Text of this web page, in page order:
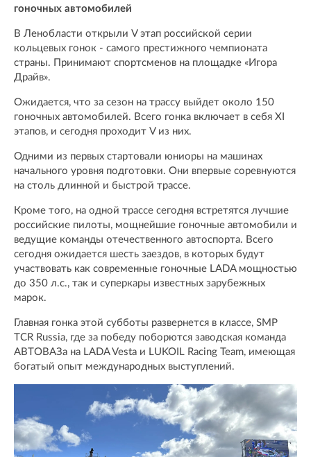
гоночных автомобилей
В Ленобласти открыли V этап российской серии
кольцевых гонок - самого престижного чемпионата
страны. Принимают спортсменов на площадке «Игора
Драйв».
Ожидается, что за сезон на трассу выйдет около 150
гоночных автомобилей. Всего гонка включает в себя XI
этапов, и сегодня проходит V из них.
Одними из первых стартовали юниоры на машинах
начального уровня подготовки. Они впервые соревнуются
на столь длинной и быстрой трассе.
Кроме того, на одной трассе сегодня встретятся лучшие
российские пилоты, мощнейшие гоночные автомобили и
ведущие команды отечественного автоспорта. Всего
сегодня ожидается шесть заездов, в которых будут
участвовать как современные гоночные LADA мощностью
до 350 л.с., так и суперкары известных зарубежных
марок.
Главная гонка этой субботы развернется в классе, SMP
TCR Russia, где за победу поборются заводская команда
АВТОВАЗа на LADA Vesta и LUKOIL Racing Team, имеющая
богатый опыт международных выступлений.